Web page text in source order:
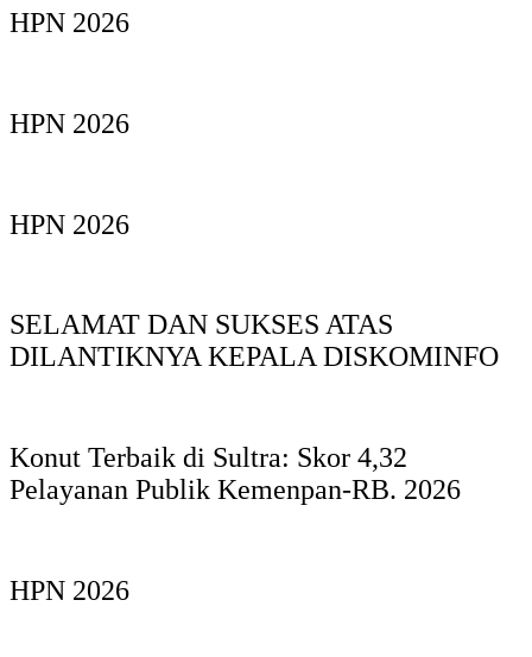
HPN 2026
HPN 2026
HPN 2026
SELAMAT DAN SUKSES ATAS
DILANTIKNYA KEPALA DISKOMINFO
Konut Terbaik di Sultra: Skor 4,32
Pelayanan Publik Kemenpan-RB. 2026
HPN 2026